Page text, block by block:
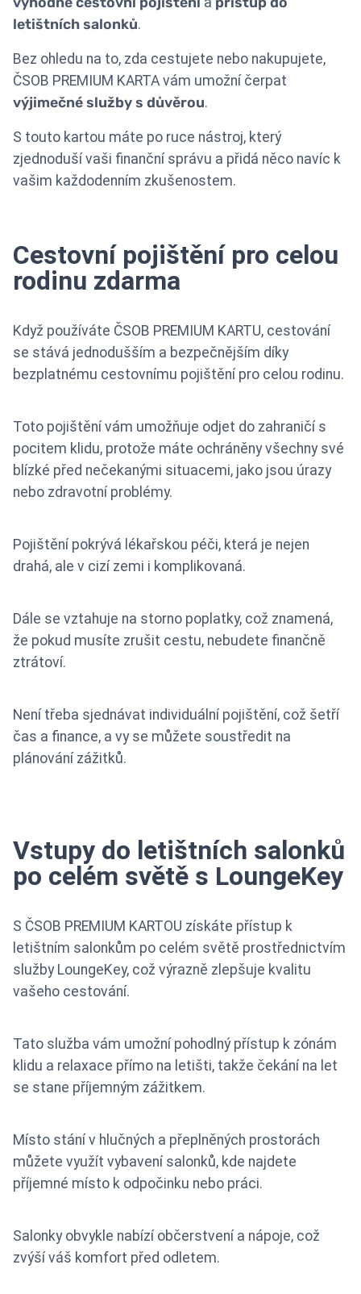
letištních salonků.
Bez ohledu na to, zda cestujete nebo nakupujete,
ČSOB PREMIUM KARTA vám umožní čerpat
výjimečné služby s důvěrou.
S touto kartou máte po ruce nástroj, který
zjednoduší vaši finanční správu a přidá něco navíc k
vašim každodenním zkušenostem.
Cestovní pojištění pro celou
rodinu zdarma
Když používáte ČSOB PREMIUM KARTU, cestování
se stává jednodušším a bezpečnějším díky
bezplatnému cestovnímu pojištění pro celou rodinu.
Toto pojištění vám umožňuje odjet do zahraničí s
pocitem klidu, protože máte ochráněny všechny své
blízké před nečekanými situacemi, jako jsou úrazy
nebo zdravotní problémy.
Pojištění pokrývá lékařskou péči, která je nejen
drahá, ale v cizí zemi i komplikovaná.
Dále se vztahuje na storno poplatky, což znamená,
že pokud musíte zrušit cestu, nebudete finančně
ztrátoví.
Není třeba sjednávat individuální pojištění, což šetří
čas a finance, a vy se můžete soustředit na
plánování zážitků.
Vstupy do letištních salonků
po celém světě s LoungeKey
S ČSOB PREMIUM KARTOU získáte přístup k
letištním salonkům po celém světě prostřednictvím
služby LoungeKey, což výrazně zlepšuje kvalitu
vašeho cestování.
Tato služba vám umožní pohodlný přístup k zónám
klidu a relaxace přímo na letišti, takže čekání na let
se stane příjemným zážitkem.
Místo stání v hlučných a přeplněných prostorách
můžete využít vybavení salonků, kde najdete
příjemné místo k odpočinku nebo práci.
Salonky obvykle nabízí občerstvení a nápoje, což
zvýší váš komfort před odletem.